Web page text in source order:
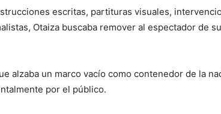
escritas, partituras visuales,
Otaiza buscaba remover al espectador de
alzaba un marco vacío como contenedor de la
por el público.